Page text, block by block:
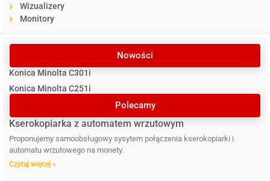
Wizualizery
Monitory
Nowości
Konica Minolta C301i
Konica Minolta C251i
Polecamy
Kserokopiarka z automatem wrzutowym
Proponujemy samoobsługowy sysytem połączenia kserokopiarki i
automatu wrzutowego na monety.
Czytaj więcej »